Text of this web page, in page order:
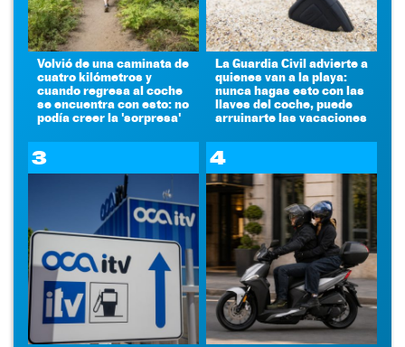
Volvió de una caminata de
cuatro kilómetros y
cuando regresa al coche
se encuentra con esto: no
podía creer la 'sorpresa'
La Guardia Civil advierte a
quienes van a la playa:
nunca hagas esto con las
llaves del coche, puede
arruinarte las vacaciones
3 4